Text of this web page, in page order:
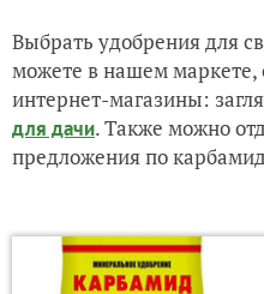
Выбрать удобрения для
можете в нашем
интернет-магазины:
для дачи. Также можно
предложения по